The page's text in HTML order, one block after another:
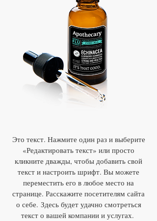
Это текст. Нажмите один раз и выберите
«Редактировать текст» или просто
кликните дважды, чтобы добавить свой
текст и настроить шрифт. Вы можете
переместить его в любое место на
странице. Расскажите посетителям сайта
о себе. Здесь будет удачно смотреться
текст о вашей компании и услугах.